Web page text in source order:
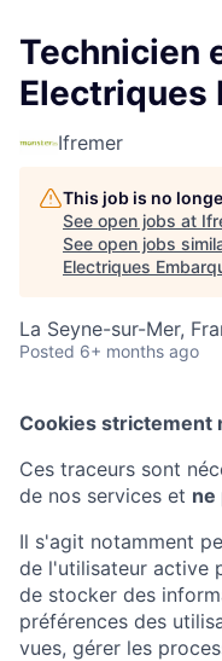
Technicien
Electriques
Ifremer
This job is no
See open jobs at
See open jobs
Electriques
La Seyne-sur-Mer,
Posted 6+ months ago
Cookies strictement
Ces traceurs sont
de nos services et ne
Il s'agit notamment
de l'utilisateur active
de stocker des
préférences des
vues, gérer les